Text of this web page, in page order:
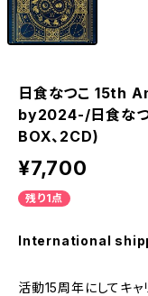
日食なつこ 15th
by2024-/日食な
BOX、2CD)
¥7,700
残り1点
International
活動15周年にしてキャ